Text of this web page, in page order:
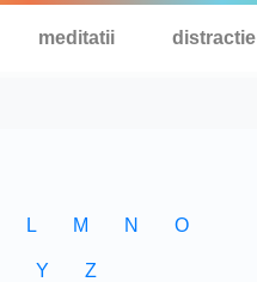
meditatii distractie
L M N O
Y Z